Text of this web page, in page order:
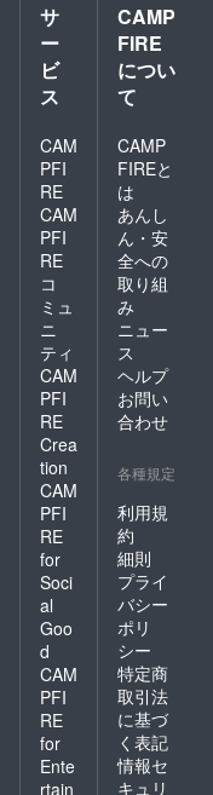
サ
ー
ビ
ス
CAM
PFI
RE
CAM
PFI
RE
コ
ミュ
ニ
ティ
CAM
PFI
RE
Crea
tion
CAM
PFI
RE
for
Soci
al
Goo
d
CAM
PFI
RE
for
Ente
rtain
CAMP
FIRE
につい
て
CAMP
FIREと
は
あんし
ん・安
全への
取り組
み
ニュー
ス
ヘルプ
お問い
合わせ
各種規定
利用規
約
細則
プライ
バシー
ポリ
シー
特定商
取引法
に基づ
く表記
情報セ
キュリ